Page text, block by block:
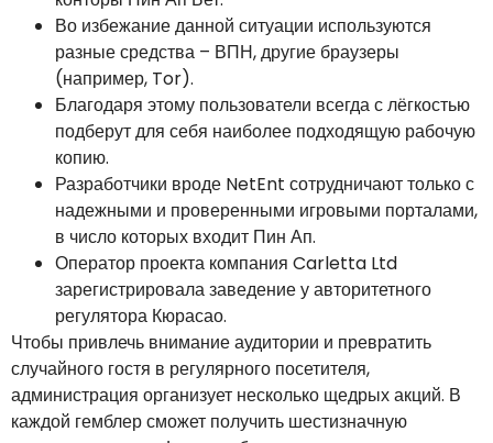
Во избежание данной ситуации используются
разные средства – ВПН, другие браузеры
(например, Tor).
Благодаря этому пользователи всегда с лёгкостью
подберут для себя наиболее подходящую рабочую
копию.
Разработчики вроде NetEnt сотрудничают только с
надежными и проверенными игровыми порталами,
в число которых входит Пин Ап.
Оператор проекта компания Carletta Ltd
зарегистрировала заведение у авторитетного
регулятора Кюрасао.
Чтобы привлечь внимание аудитории и превратить
случайного гостя в регулярного посетителя,
администрация организует несколько щедрых акций. В
каждой гемблер сможет получить шестизначную